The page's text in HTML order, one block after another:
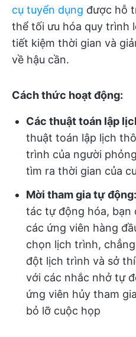
cụ tuyển dụng được hỗ
thể tối ưu hóa quy trình
tiết kiệm thời gian và
về hậu cần.
Cách thức hoạt động:
Các thuật toán lập
thuật toán lập lịch
trình của người
tìm ra thời gian của
Mời tham gia tự động:
tác tự động hóa, bạn
các ứng viên hàng
chọn lịch trình,
đột lịch trình và sở
với các nhắc nhở tự
ứng viên hủy tham
bỏ lỡ cuộc họp